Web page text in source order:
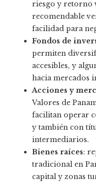
riesgo y retorno
recomendable
facilidad para
Fondos de
permiten
accesibles, y
hacia mercados
Acciones y
Valores de
facilitan operar
y también con
intermediarios.
Bienes raíces:
tradicional en
capital y zonas